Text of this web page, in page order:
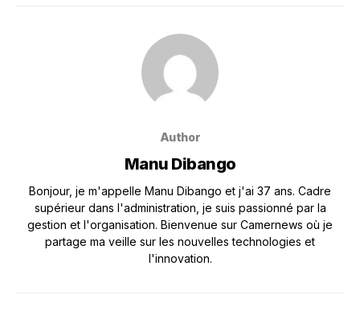
Author
Manu Dibango
Bonjour, je m'appelle Manu Dibango et j'ai 37 ans. Cadre
supérieur dans l'administration, je suis passionné par la
gestion et l'organisation. Bienvenue sur Camernews où je
partage ma veille sur les nouvelles technologies et
l'innovation.